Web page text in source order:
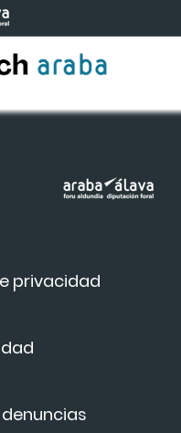
principal
privacidad